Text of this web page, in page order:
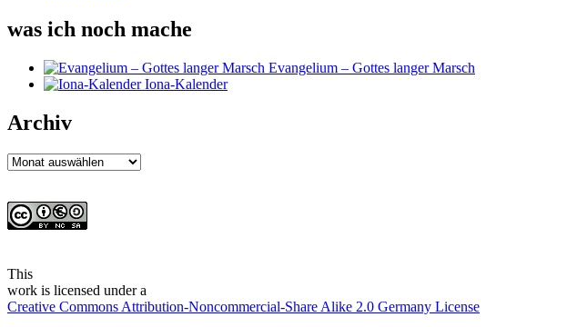
was ich noch mache
Evangelium – Gottes langer Marsch
Iona-Kalender
Archiv
Archiv
This
work is licensed under a
Creative Commons Attribution-Noncommercial-Share Alike 2.0 Germany License